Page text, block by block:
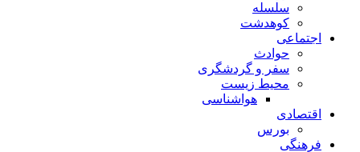
سلسله
کوهدشت
اجتماعی
حوادث
سفر و گردشگری
محیط زیست
هواشناسی
اقتصادی
بورس
فرهنگی